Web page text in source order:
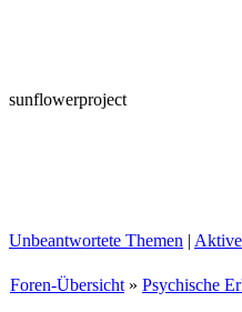
sunflowerproject
Unbeantwortete Themen |
Foren-Übersicht » Psychische